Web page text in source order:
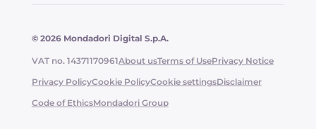
© 2026 Mondadori Digital S.p.A.
VAT no. 14371170961About usTerms of UsePrivacy Notice
Privacy PolicyCookie PolicyCookie settingsDisclaimer
Code of EthicsMondadori Group